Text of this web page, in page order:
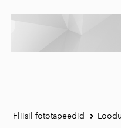
Fliisil fototapeedid